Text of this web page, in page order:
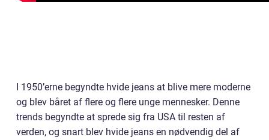
I 1950’erne begyndte hvide jeans at blive mere moderne
og blev båret af flere og flere unge mennesker. Denne
trends begyndte at sprede sig fra USA til resten af
verden, og snart blev hvide jeans en nødvendig del af